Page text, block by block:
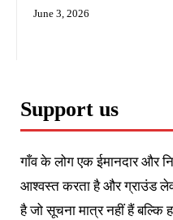
June 3, 2026
Support us
गाँव के लोग एक ईमानदार और
आश्वस्त करता है और ग्राउंड
है जो सूचना मात्र नहीं हैं